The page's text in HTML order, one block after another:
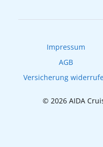
Impressum
AGB
Versicherung
© 2026 AIDA